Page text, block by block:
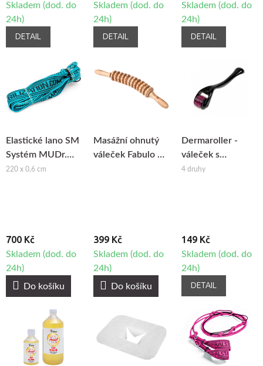
Skladem (dod. do
24h)
DETAIL
Skladem (dod. do
24h)
DETAIL
Skladem (dod. do
24h)
DETAIL
Elastické lano SM
Systém MUDr.
Smíšek
220 x 0,6 cm
700 Kč
Skladem (dod. do
24h)
Do košíku
Masážní ohnutý
váleček Fabulo na
399 Kč
Skladem (dod. do
24h)
Do košíku
Dermaroller -
váleček s
mikrojehlami
4 druhy
149 Kč
Skladem (dod. do
24h)
DETAIL